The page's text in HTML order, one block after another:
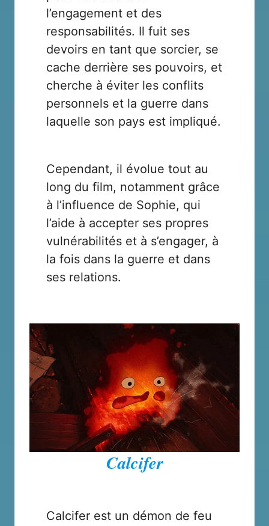
l’engagement et des
responsabilités. Il fuit ses
devoirs en tant que sorcier, se
cache derrière ses pouvoirs, et
cherche à éviter les conflits
personnels et la guerre dans
laquelle son pays est impliqué.
Cependant, il évolue tout au
long du film, notamment grâce
à l’influence de Sophie, qui
l’aide à accepter ses propres
vulnérabilités et à s’engager, à
la fois dans la guerre et dans
ses relations.
Calcifer
Calcifer est un démon de feu